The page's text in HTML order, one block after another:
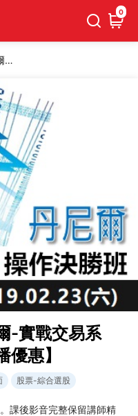
0
【付費直播】〔丹尼爾-實戰交易系列〕操作決勝班【直播優惠】
-實戰交易系
惠】
股票-綜合選股
課後影音完整保留講師精